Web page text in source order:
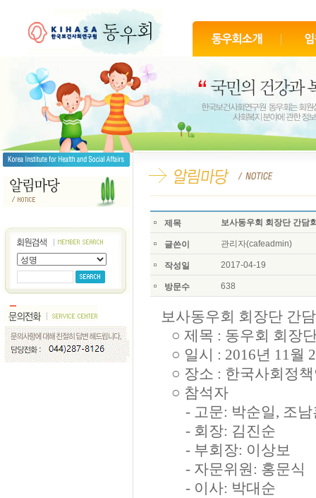
제목 보사동우회 회장단 간담
글쓴이 관리자(cafeadmin)
작성일 2017-04-19
방문수 638
보사동우회 회장단 간
○ 제목 : 동우회 회장
○ 일시 : 2016년 11월
○ 장소 : 한국사회정
○ 참석자
- 고문: 박순일, 조남
- 회장: 김진순
- 부회장: 이상보
- 자문위원: 홍문식
- 이사: 박대순